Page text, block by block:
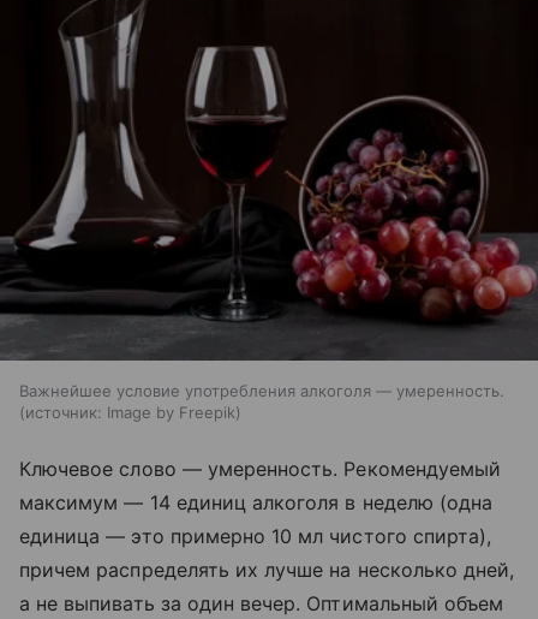
Важнейшее условие употребления алкоголя — умеренность.
источник: Image by Freepik
Ключевое слово — умеренность. Рекомендуемый
максимум — 14 единиц алкоголя в неделю (одна
единица — это примерно 10 мл чистого спирта),
причем распределять их лучше на несколько дней,
а не выпивать за один вечер. Оптимальный объем